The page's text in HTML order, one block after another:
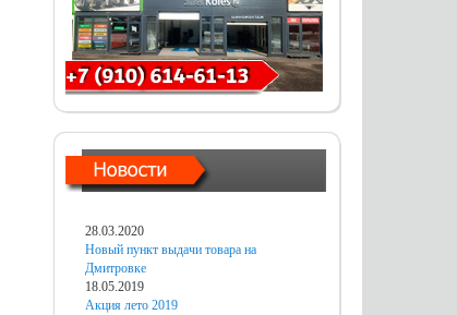
28.03.2020
Новый пункт выдачи товара на
Дмитровке
18.05.2019
Акция лето 2019